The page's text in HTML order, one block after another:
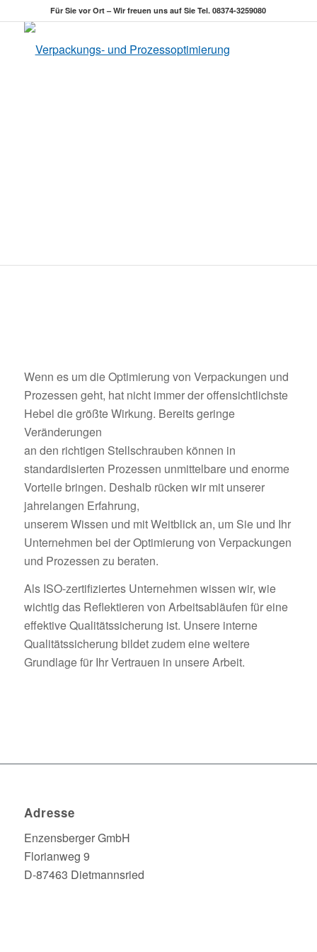
Für Sie vor Ort – Wir freuen uns auf Sie Tel. 08374-3259080
Wenn es um die Optimierung von Verpackungen und
Prozessen geht, hat nicht immer der offensichtlichste
Hebel die größte Wirkung. Bereits geringe
Veränderungen
an den richtigen Stellschrauben können in
standardisierten Prozessen unmittelbare und enorme
Vorteile bringen. Deshalb rücken wir mit unserer
jahrelangen Erfahrung,
unserem Wissen und mit Weitblick an, um Sie und Ihr
Unternehmen bei der Optimierung von Verpackungen
und Prozessen zu beraten.
Als ISO-zertifiziertes Unternehmen wissen wir, wie
wichtig das Reflektieren von Arbeitsabläufen für eine
effektive Qualitätssicherung ist. Unsere interne
Qualitätssicherung bildet zudem eine weitere
Grundlage für Ihr Vertrauen in unsere Arbeit.
Adresse
Enzensberger GmbH
Florianweg 9
D-87463 Dietmannsried